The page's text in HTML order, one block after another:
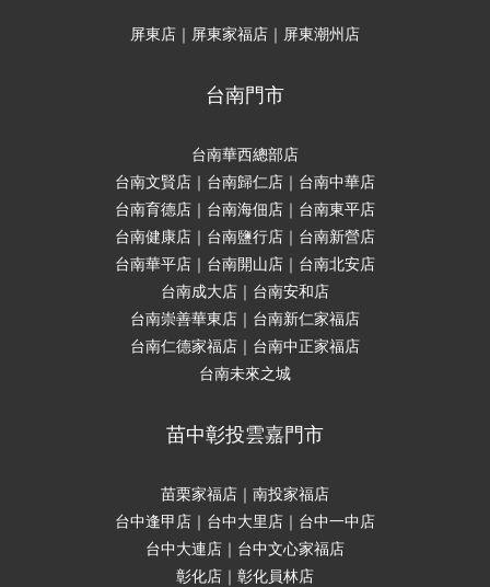
屏東店｜屏東家福店｜屏東潮州店
台南門市
台南華西總部店
台南文賢店｜台南歸仁店｜台南中華店
台南育德店｜台南海佃店｜台南東平店
台南健康店｜台南鹽行店｜台南新營店
台南華平店｜台南開山店｜台南北安店
台南成大店｜台南安和店
台南崇善華東店｜台南新仁家福店
台南仁德家福店｜台南中正家福店
台南未來之城
苗中彰投雲嘉門市
苗栗家福店｜南投家福店
台中逢甲店｜台中大里店｜台中一中店
台中大連店｜台中文心家福店
彰化店｜彰化員林店